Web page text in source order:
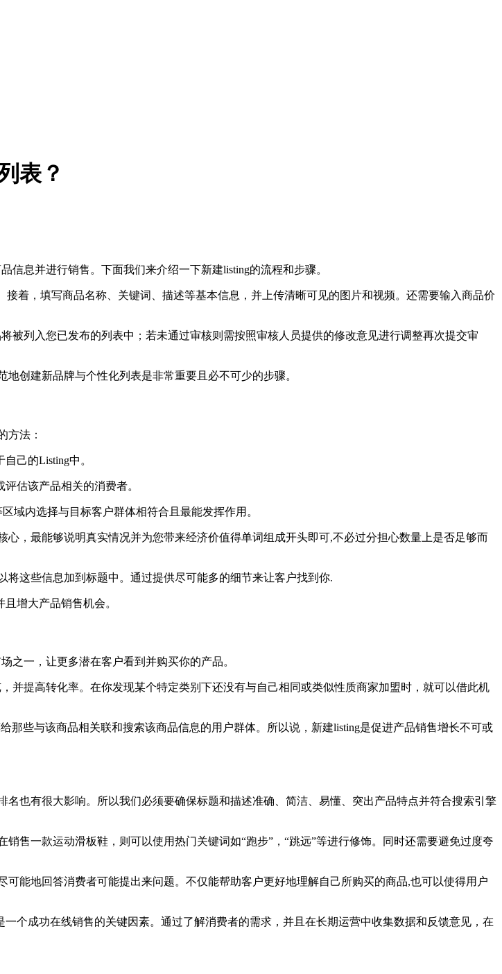
表？
息并进行销售。下面我们来介绍一下新建listing的流程和步骤。
着，填写商品名称、关键词、描述等基本信息，并上传清晰可见的图片和视频。还需要输入商品价
被列入您已发布的列表中；若未通过审核则需按照审核人员提供的修改意见进行调整再次提交审
创建新品牌与个性化列表是非常重要且必不可少的步骤。
方法：
己的Listing中。
估该产品相关的消费者。
域内选择与目标客户群体相符合且最能发挥作用。
，最能够说明真实情况并为您带来经济价值得单词组成开头即可,不必过分担心数量上是否足够而
这些信息加到标题中。通过提供尽可能多的细节来让客户找到你.
增大产品销售机会。
之一，让更多潜在客户看到并购买你的产品。
并提高转化率。在你发现某个特定类别下还没有与自己相同或类似性质商家加盟时，就可以借此机
那些与该商品相关联和搜索该商品信息的用户群体。所以说，新建listing是促进产品销售增长不可或
也有很大影响。所以我们必须要确保标题和描述准确、简洁、易懂、突出产品特点并符合搜索引擎
售一款运动滑板鞋，则可以使用热门关键词如“跑步”，“跳远”等进行修饰。同时还需要避免过度夸
能地回答消费者可能提出来问题。不仅能帮助客户更好地理解自己所购买的商品,也可以使得用户
个成功在线销售的关键因素。通过了解消费者的需求，并且在长期运营中收集数据和反馈意见，在